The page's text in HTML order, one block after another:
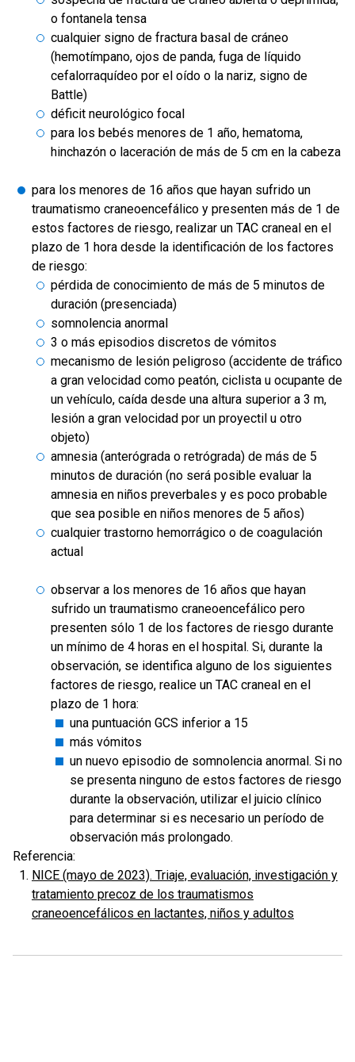
o fontanela tensa
cualquier signo de fractura basal de cráneo
(hemotímpano, ojos de panda, fuga de líquido
cefalorraquídeo por el oído o la nariz, signo de
Battle)
déficit neurológico focal
para los bebés menores de 1 año, hematoma,
hinchazón o laceración de más de 5 cm en la cabeza
para los menores de 16 años que hayan sufrido un
traumatismo craneoencefálico y presenten más de 1 de
estos factores de riesgo, realizar un TAC craneal en el
plazo de 1 hora desde la identificación de los factores
de riesgo:
pérdida de conocimiento de más de 5 minutos de
duración (presenciada)
somnolencia anormal
3 o más episodios discretos de vómitos
mecanismo de lesión peligroso (accidente de tráfico
a gran velocidad como peatón, ciclista u ocupante de
un vehículo, caída desde una altura superior a 3 m,
lesión a gran velocidad por un proyectil u otro
objeto)
amnesia (anterógrada o retrógrada) de más de 5
minutos de duración (no será posible evaluar la
amnesia en niños preverbales y es poco probable
que sea posible en niños menores de 5 años)
cualquier trastorno hemorrágico o de coagulación
actual
observar a los menores de 16 años que hayan
sufrido un traumatismo craneoencefálico pero
presenten sólo 1 de los factores de riesgo durante
un mínimo de 4 horas en el hospital. Si, durante la
observación, se identifica alguno de los siguientes
factores de riesgo, realice un TAC craneal en el
plazo de 1 hora:
una puntuación GCS inferior a 15
más vómitos
un nuevo episodio de somnolencia anormal. Si no
se presenta ninguno de estos factores de riesgo
durante la observación, utilizar el juicio clínico
para determinar si es necesario un período de
observación más prolongado.
Referencia:
NICE (mayo de 2023). Triaje, evaluación, investigación y
tratamiento precoz de los traumatismos
craneoencefálicos en lactantes, niños y adultos